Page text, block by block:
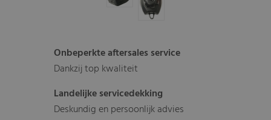
Onbeperkte aftersales service
Dankzij top kwaliteit
Landelijke servicedekking
Deskundig en persoonlijk advies